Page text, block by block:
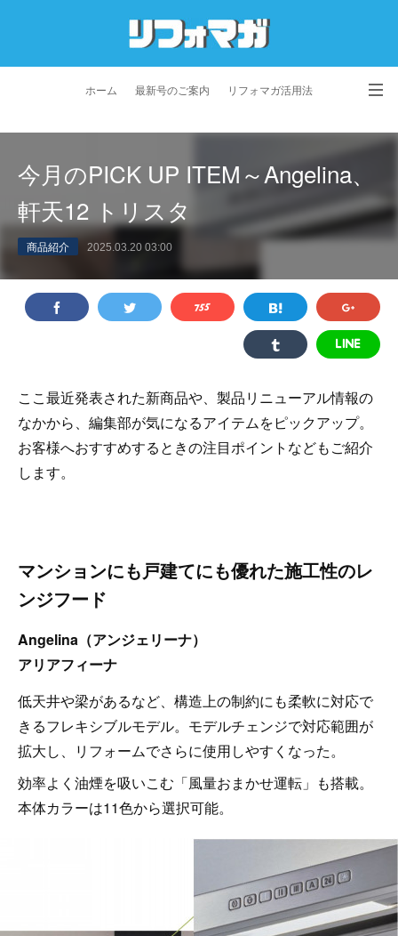
ホーム 最新号のご案内 リフォマガ活用法
利用規約 会社概要
今月のPICK UP ITEM～Angelina、
軒天12 トリスタ
商品紹介 2025.03.20 03:00
ここ最近発表された新商品や、製品リニューアル情報の
なかから、編集部が気になるアイテムをピックアップ。
お客様へおすすめするときの注目ポイントなどもご紹介
します。
マンションにも戸建てにも優れた施工性のレ
ンジフード
Angelina（アンジェリーナ）
アリアフィーナ
低天井や梁があるなど、構造上の制約にも柔軟に対応で
きるフレキシブルモデル。モデルチェンジで対応範囲が
拡大し、リフォームでさらに使用しやすくなった。
効率よく油煙を吸いこむ「風量おまかせ運転」も搭載。
本体カラーは11色から選択可能。